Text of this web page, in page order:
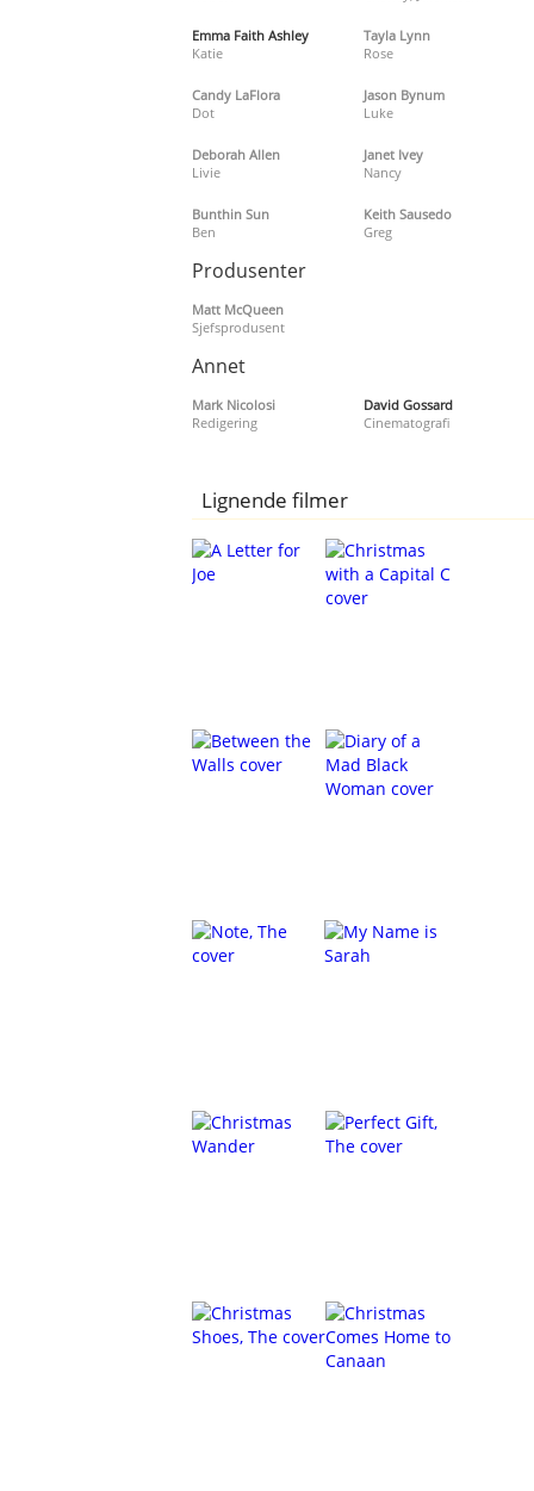
Emma Faith Ashley
Katie
Tayla Lynn
Rose
Candy LaFlora
Dot
Jason Bynum
Luke
Deborah Allen
Livie
Janet Ivey
Nancy
Bunthin Sun
Ben
Keith Sausedo
Greg
Produsenter
Matt McQueen
Sjefsprodusent
Annet
Mark Nicolosi
Redigering
David Gossard
Cinematografi
Lignende filmer